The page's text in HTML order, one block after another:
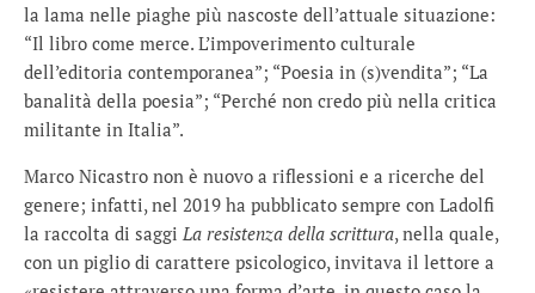
la lama nelle piaghe più nascoste dell’attuale situazione:
“Il libro come merce. L’impoverimento culturale
dell’editoria contemporanea”; “Poesia in (s)vendita”; “La
banalità della poesia”; “Perché non credo più nella critica
militante in Italia”.
Marco Nicastro non è nuovo a riflessioni e a ricerche del
genere; infatti, nel 2019 ha pubblicato sempre con Ladolfi
la raccolta di saggi La resistenza della scrittura, nella quale,
con un piglio di carattere psicologico, invitava il lettore a